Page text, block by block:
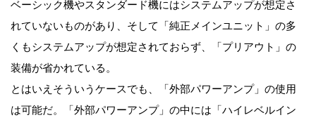
ベーシック機やスタンダード機にはシステムアップが想定さ
れていないものがあり、そして「純正メインユニット」の多
くもシステムアップが想定されておらず、「プリアウト」の
装備が省かれている。
とはいえそういうケースでも、「外部パワーアンプ」の使用
は可能だ。「外部パワーアンプ」の中には「ハイレベルイン